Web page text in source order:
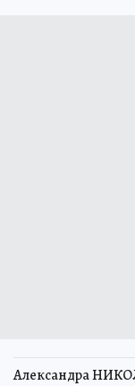
Александра